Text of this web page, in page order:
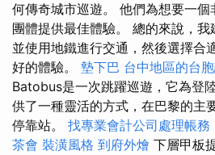
何傳奇城市巡遊。 他們為想要一
團體提供最佳體驗。 總的來說，我
並使用地鐵進行交通，然後選擇合
好的體驗。 墊下巴 台中地區的台
Batobus是一次跳躍巡遊，它為登
供了一種靈活的方式，在巴黎的主
停靠站。 找專業會計公司處理帳務
茶會 裝潢風格 到府外燴 下層甲板